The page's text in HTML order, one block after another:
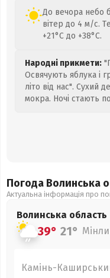
До вечора небо
вітер до 4 м/с.
+21°C до +38°C.
Народні прикмети:
Освячують яблука і
літо від нас". Сухий
мокра. Ночі стають
Погода Волинська
Актуальна інформація про
Волинська область
39° 21°
Камінь-